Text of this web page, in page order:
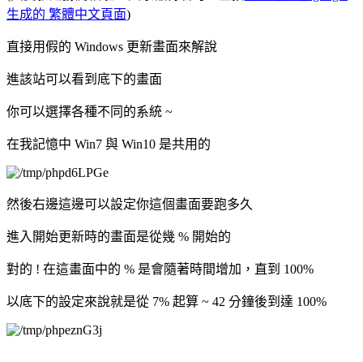
生成的 繁體中文頁面)
直接用假的 Windows 更新畫面來解說
進該站可以看到底下的畫面
你可以選擇各種不同的系統 ~
在我記憶中 Win7 與 Win10 是共用的
然後右邊這邊可以設定你這個畫面要跑多久
進入開始更新時的畫面是從幾 % 開始的
對的 ! 在這畫面中的 % 是會隨著時間增加，直到 100%
以底下的設定來說就是從 7% 起算 ~ 42 分鐘後到達 100%